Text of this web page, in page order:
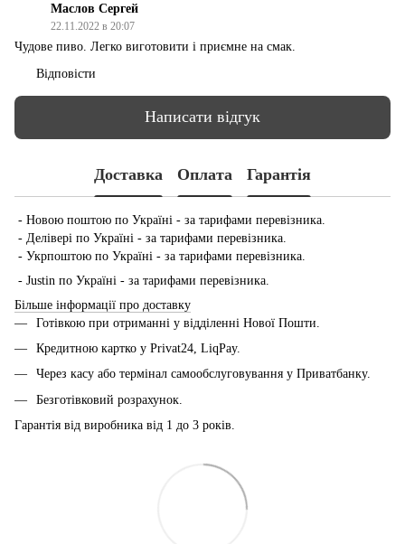
Маслов Сергей
22.11.2022 в 20:07
Чудове пиво. Легко виготовити і приємне на смак.
Відповісти
Написати відгук
Доставка Оплата Гарантія
- Новою поштою по Україні - за тарифами перевізника.
- Делівері по Україні - за тарифами перевізника.
- Укрпоштою по Україні - за тарифами перевізника.
- Justin по Україні - за тарифами перевізника.
Більше інформації про доставку
Готівкою при отриманні у відділенні Нової Пошти.
Кредитною картко у Privat24, LiqPay.
Через касу або термінал самообслуговування у Приватбанку.
Безготівковий розрахунок.
Гарантія від виробника від 1 до 3 років.